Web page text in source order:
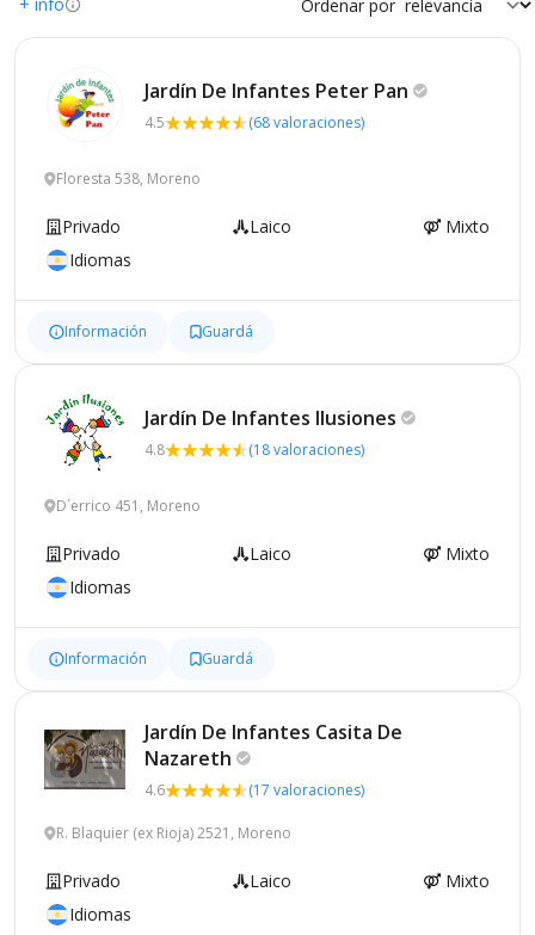
+ info Ordenar por
Jardín De Infantes Peter Pan
4.5 (68 valoraciones)
Floresta 538, Moreno
Privado Laico
Mixto
Idiomas
Información Guardá
Jardín De Infantes Ilusiones
4.8 (18 valoraciones)
D´errico 451, Moreno
Privado Laico
Mixto
Idiomas
Información Guardá
Jardín De Infantes Casita De
Nazareth
4.6 (17 valoraciones)
R. Blaquier (ex Rioja) 2521, Moreno
Privado Laico
Mixto
Idiomas